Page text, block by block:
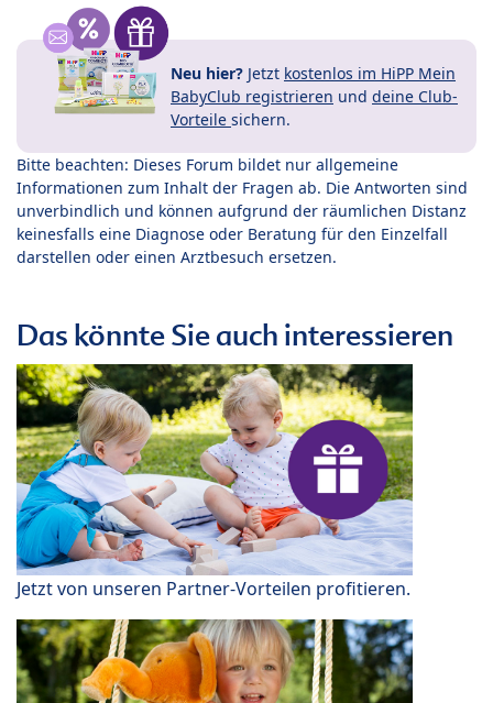
Neu hier? Jetzt kostenlos im HiPP Mein
BabyClub registrieren und deine Club-
Vorteile sichern.
Bitte beachten: Dieses Forum bildet nur allgemeine
Informationen zum Inhalt der Fragen ab. Die Antworten sind
unverbindlich und können aufgrund der räumlichen Distanz
keinesfalls eine Diagnose oder Beratung für den Einzelfall
darstellen oder einen Arztbesuch ersetzen.
Das könnte Sie auch interessieren
Jetzt von unseren Partner-Vorteilen profitieren.